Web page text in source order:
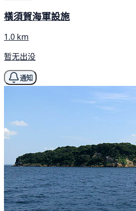
橫須賀海軍設施
1.0 km
暂无出没
通知